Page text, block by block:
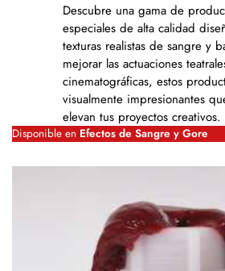
Descubre una gama de
especiales de alta calidad
texturas realistas de sangre y
mejorar las actuaciones
cinematográficas, estos
visualmente impresionantes
elevan tus proyectos creativos.
Disponible en Efectos de Sangre y Gore